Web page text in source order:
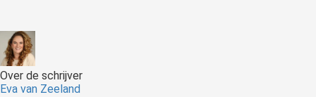
Over de schrijver
Eva van Zeeland